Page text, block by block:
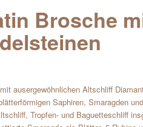
Brosche
ausergewöhnlichen Altschliff
Saphiren, Smaragden
Tropfen- und Baguetteschliff